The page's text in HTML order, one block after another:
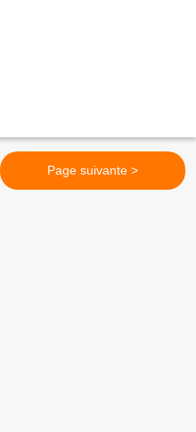
Page suivante >